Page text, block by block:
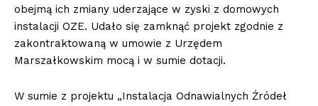
obejmą ich zmiany uderzające w zyski z domowych
instalacji OZE. Udało się zamknąć projekt zgodnie z
zakontraktowaną w umowie z Urzędem
Marszałkowskim mocą i w sumie dotacji.
W sumie z projektu „Instalacja Odnawialnych Źródeł